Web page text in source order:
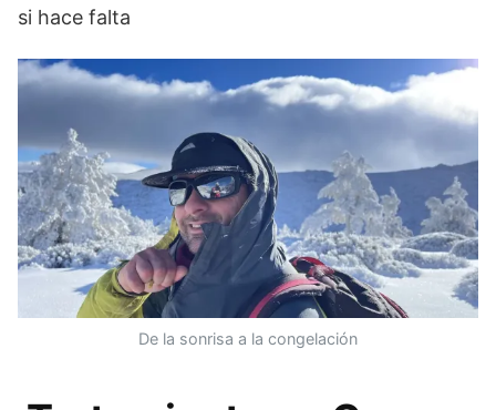
si hace falta
De la sonrisa a la congelación